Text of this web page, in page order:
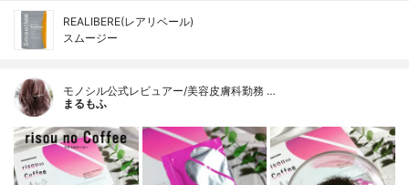
REALIBERE(レアリベール)
スムージー
モノシル公式レビュアー/美容皮膚科勤務 …
まるもふ